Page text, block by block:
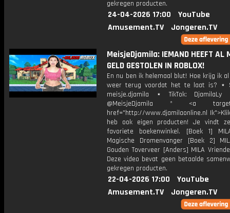
gekregen producten.
24-04-2026 17:00
YouTube
Amusement.TV
Jongeren.TV
MeisjeDjamila: IEMAND HEEFT AL
GELD GESTOLEN IN ROBLOX!
En nu ben ik helemaal blut! Hoe krijg ik
weer terug voordat het te laat is? ⋆
meisje.djamila ⋆ TikTok:
@MeisjeDjamila * <a
href="http://www.djamilaonline.nl
heb ook eigen producten! Je vindt
favoriete boekenwinkel. [Boek 1]
Magische Dromenvanger [Boek 2]
Gouden Toverveer [Anders] MILA
Deze video bevat geen betaalde
gekregen producten.
22-04-2026 17:00
YouTube
Amusement.TV
Jongeren.TV